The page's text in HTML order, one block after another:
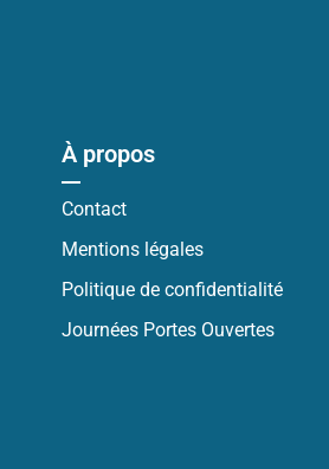
À propos
Contact
Mentions légales
Politique de confidentialité
Journées Portes Ouvertes